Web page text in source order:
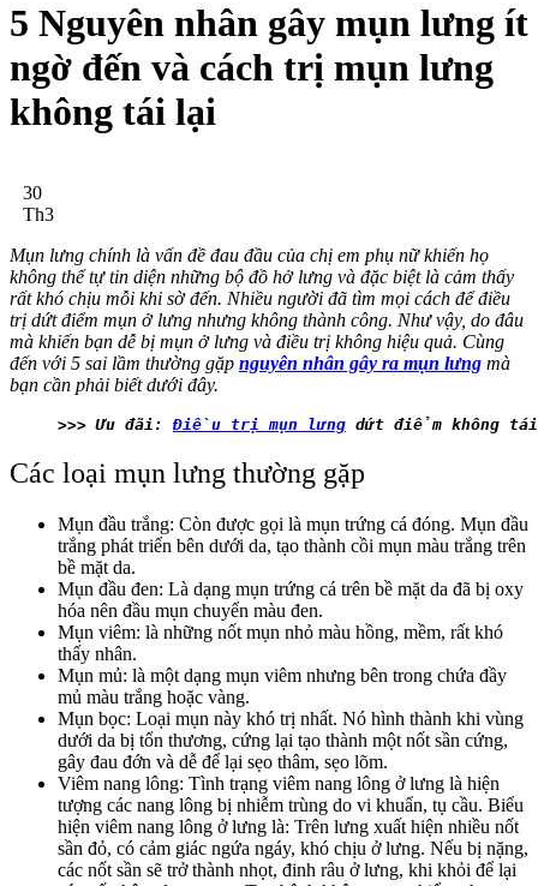
5 Nguyên nhân gây mụn lưng ít
ngờ đến và cách trị mụn lưng
không tái lại
30
Th3
Mụn lưng chính là vấn đề đau đầu của chị em phụ nữ khiến họ
không thể tự tin diện những bộ đồ hở lưng và đặc biệt là cảm thấy
rất khó chịu mỗi khi sờ đến. Nhiều người đã tìm mọi cách để điều
trị dứt điểm mụn ở lưng nhưng không thành công. Như vậy, do đâu
mà khiến bạn dễ bị mụn ở lưng và điều trị không hiệu quả. Cùng
đến với 5 sai lầm thường gặp nguyên nhân gây ra mụn lưng mà
bạn cần phải biết dưới đây.
>>> Ưu đãi: Điều trị mụn lưng dứt điểm không
Các loại mụn lưng thường gặp
Mụn đầu trắng: Còn được gọi là mụn trứng cá đóng. Mụn đầu
trắng phát triển bên dưới da, tạo thành cồi mụn màu trắng trên
bề mặt da.
Mụn đầu đen: Là dạng mụn trứng cá trên bề mặt da đã bị oxy
hóa nên đầu mụn chuyển màu đen.
Mụn viêm: là những nốt mụn nhỏ màu hồng, mềm, rất khó
thấy nhân.
Mụn mủ: là một dạng mụn viêm nhưng bên trong chứa đầy
mủ màu trắng hoặc vàng.
Mụn bọc: Loại mụn này khó trị nhất. Nó hình thành khi vùng
dưới da bị tổn thương, cứng lại tạo thành một nốt sần cứng,
gây đau đớn và dễ để lại sẹo thâm, sẹo lõm.
Viêm nang lông: Tình trạng viêm nang lông ở lưng là hiện
tượng các nang lông bị nhiễm trùng do vi khuẩn, tụ cầu. Biểu
hiện viêm nang lông ở lưng là: Trên lưng xuất hiện nhiều nốt
sần đỏ, có cảm giác ngứa ngáy, khó chịu ở lưng. Nếu bị nặng,
các nốt sần sẽ trở thành nhọt, đinh râu ở lưng, khi khỏi để lại